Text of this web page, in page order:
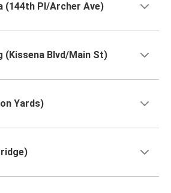
(144th Pl/Archer Ave)
(Kissena Blvd/Main St)
Yards)